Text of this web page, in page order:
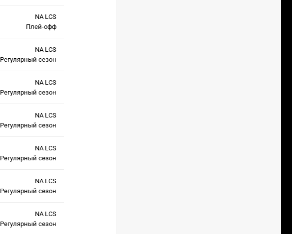
NA LCS
Плей-офф
NA LCS
Регулярный сезон
NA LCS
Регулярный сезон
NA LCS
Регулярный сезон
NA LCS
Регулярный сезон
NA LCS
Регулярный сезон
NA LCS
Регулярный сезон